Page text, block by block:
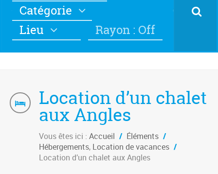
Catégorie
Lieu
Rayon : Off
Location d’un chalet
aux Angles
Vous êtes ici : Accueil / Éléments /
Hébergements, Location de vacances /
Location d’un chalet aux Angles